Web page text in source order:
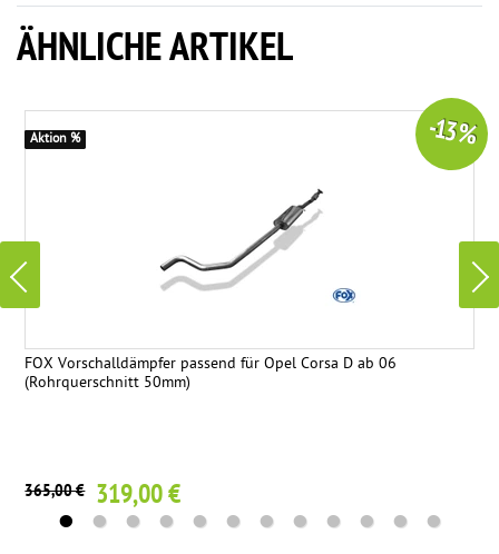
ÄHNLICHE ARTIKEL
FOX Vorschalldämpfer passend für Opel Corsa D ab 06
(Rohrquerschnitt 50mm)
365,00 € 319,00 €
-13 %
Aktion %